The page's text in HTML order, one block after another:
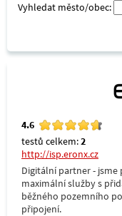
Vyhledat město/obec:
4.6
testů celkem:2
http://isp.eronx.cz
Digitální partner -
maximální služby s
běžného pozemního
připojení.